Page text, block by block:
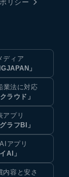
リシー
ディア
」
業法に対応
ラウド」
アプリ
ラフBI」
アプリ
AI」
内容と安さ